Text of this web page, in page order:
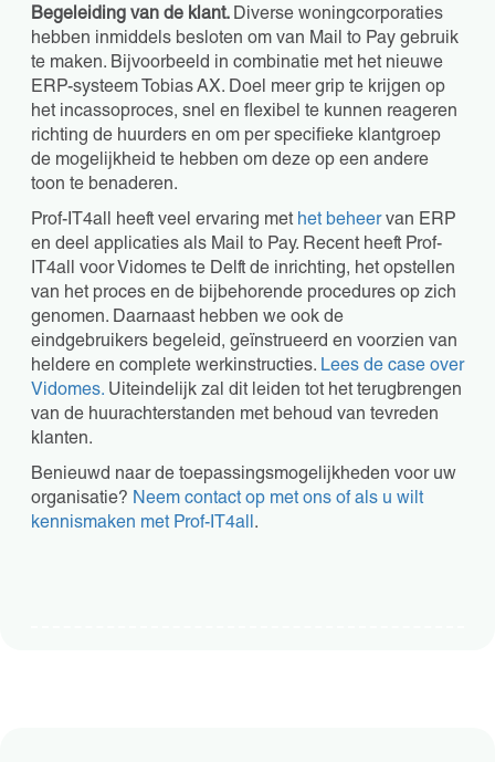
Begeleiding van de klant. Diverse woningcorporaties
hebben inmiddels besloten om van Mail to Pay gebruik
te maken. Bijvoorbeeld in combinatie met het nieuwe
ERP-systeem Tobias AX. Doel meer grip te krijgen op
het incassoproces, snel en flexibel te kunnen reageren
richting de huurders en om per specifieke klantgroep
de mogelijkheid te hebben om deze op een andere
toon te benaderen.
Prof-IT4all heeft veel ervaring met het beheervan ERP
en deel applicaties als Mail to Pay. Recent heeft Prof-
IT4all voor Vidomes te Delft de inrichting, het opstellen
van het proces en de bijbehorende procedures op zich
genomen. Daarnaast hebben we ook de
eindgebruikers begeleid, geïnstrueerd en voorzien van
heldere en complete werkinstructies. Lees de case over
Vidomes. Uiteindelijk zal dit leiden tot het terugbrengen
van de huurachterstanden met behoud van tevreden
klanten.
Benieuwd naar de toepassingsmogelijkheden voor uw
organisatie? Neem contact op met ons of als u wilt
kennismaken met Prof-IT4all.